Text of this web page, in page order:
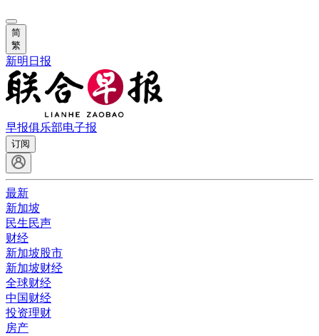
简
繁
新明日报
早报俱乐部电子报
订阅
最新
新加坡
民生民声
财经
新加坡股市
新加坡财经
全球财经
中国财经
投资理财
房产